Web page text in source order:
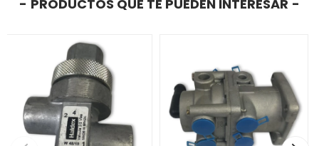
PRODUCTOS QUE TE PUEDEN INTERESAR